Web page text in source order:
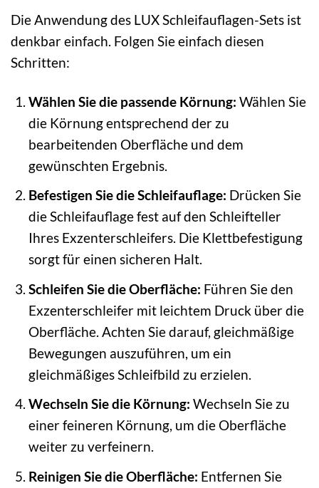
Die Anwendung des LUX Schleifauflagen-Sets ist
denkbar einfach. Folgen Sie einfach diesen
Schritten:
Wählen Sie die passende Körnung: Wählen Sie
die Körnung entsprechend der zu
bearbeitenden Oberfläche und dem
gewünschten Ergebnis.
Befestigen Sie die Schleifauflage: Drücken Sie
die Schleifauflage fest auf den Schleifteller
Ihres Exzenterschleifers. Die Klettbefestigung
sorgt für einen sicheren Halt.
Schleifen Sie die Oberfläche: Führen Sie den
Exzenterschleifer mit leichtem Druck über die
Oberfläche. Achten Sie darauf, gleichmäßige
Bewegungen auszuführen, um ein
gleichmäßiges Schleifbild zu erzielen.
Wechseln Sie die Körnung: Wechseln Sie zu
einer feineren Körnung, um die Oberfläche
weiter zu verfeinern.
Reinigen Sie die Oberfläche: Entfernen Sie